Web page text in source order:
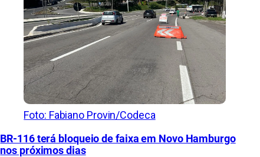
Foto: Fabiano Provin/Codeca
BR-116 terá bloqueio de faixa em Novo Hamburgo
nos próximos dias